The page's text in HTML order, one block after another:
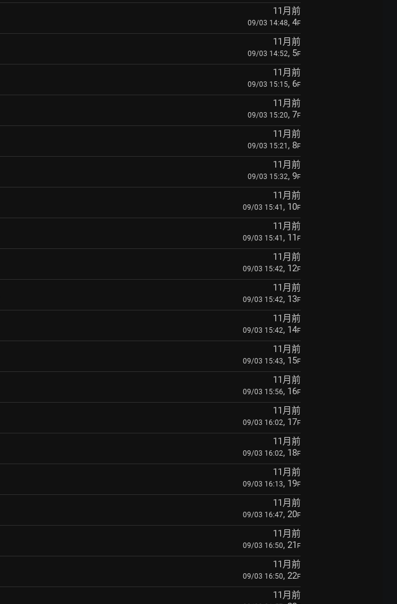
11月前
09/03 14:48, 4F
11月前
09/03 14:52, 5F
11月前
09/03 15:15, 6F
11月前
09/03 15:20, 7F
11月前
09/03 15:21 , 8F
11月前
09/03 15:32, 9F
11月前
09/03 15:41 , 10F
11月前
09/03 15:41 , 11 F
11月前
09/03 15:42, 12F
11月前
09/03 15:42, 13F
11月前
09/03 15:42, 14F
11月前
09/03 15:43, 15F
11月前
09/03 15:56, 16F
11月前
09/03 16:02, 17F
11月前
09/03 16:02, 18F
11月前
09/03 16:13, 19F
11月前
09/03 16:47, 20F
11月前
09/03 16:50, 21 F
11月前
09/03 16:50, 22F
11月前